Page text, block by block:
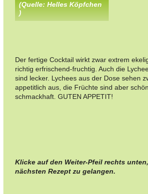
(Quelle: Helles Köpfchen
)
Der fertige Cocktail wirkt zwar extrem
richtig erfrischend-fruchtig. Auch die
sind lecker. Lychees aus der Dose sehen
appetitlich aus, die Früchte sind aber
schmackhaft. GUTEN APPETIT!
Klicke auf den Weiter-Pfeil rechts
nächsten Rezept zu gelangen.